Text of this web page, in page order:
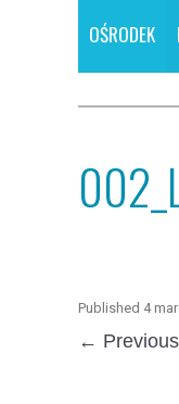
OŚRODEK
Published 4
← Previous